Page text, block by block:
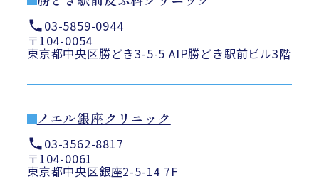
03-5859-0944
〒104-0054
東京都中央区勝どき3-5-5 AIP勝どき駅前ビル3階
ノエル銀座クリニック
03-3562-8817
〒104-0061
東京都中央区銀座2-5-14 7F